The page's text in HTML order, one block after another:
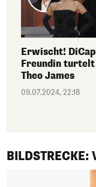
Erwischt!
Freundin
Theo James
09.07.2024, 22:18
1/50